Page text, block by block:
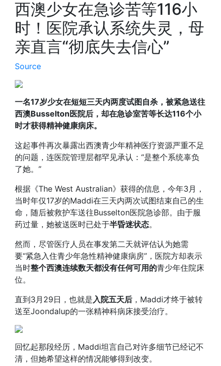
西澳少女在急诊苦等116小
时！医院承认系统失灵，母
亲直言“彻底失去信心”
Source
一名17岁少女在短短三天内两度试图自杀，被紧急送往
西澳Busselton医院后，却在急诊室苦等长达116个小
时才获得精神健康病床。
这起事件再次暴露出西澳青少年精神医疗资源严重不足
的问题，连医院管理层都罕见承认：“是整个系统辜负
了她。”
根据《The West Australian》获得的信息，今年3月，
当时年仅17岁的Maddi在三天内两次试图结束自己的生
命，随后被救护车送往Busselton医院急诊部。由于服
药过量，她被送医时已处于半昏迷状态。
然而，尽管医疗人员在事发第二天就评估认为她需
要“紧急入住青少年急性精神健康病房”，医院方却表示
当时整个西澳连续数天都没有任何可用的青少年住院床
位。
直到3月29日，也就是入院五天后 ，Maddi才终于被转
送至Joondalup的一张精神科病床接受治疗。
回忆起那段经历，Maddi坦言自己对许多细节已经记不
清，但她希望这样的情况能够得到改变。